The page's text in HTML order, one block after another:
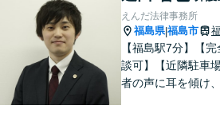
談ください。
えんだ法律事務所
福島県|福島市
【福島駅7分】【
談可】【近隣駐車
者の声に耳を傾け、